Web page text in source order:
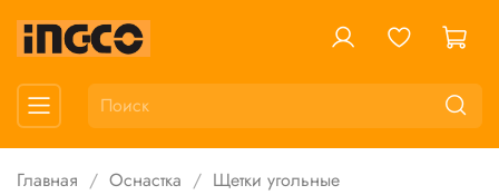
Главная Оснастка Щетки угольные